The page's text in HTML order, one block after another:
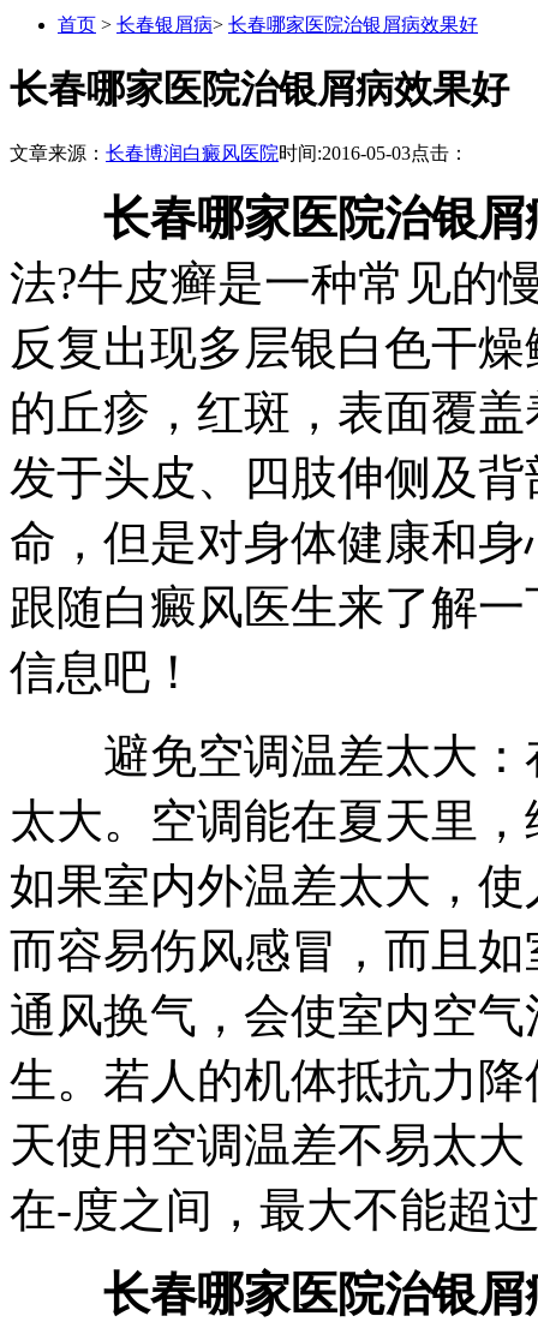
首页 > 长春银屑病> 长春哪家医院治银屑病效果好
长春哪家医院治银屑病效果好
文章来源： 长春博润白癜风医院时间:2016-05-03点击：
长春哪家医院治银
法?牛皮癣是一种常见的
反复出现多层银白色干
的丘疹，红斑，表面覆
发于头皮、四肢伸侧及
命，但是对身体健康和
跟随白癜风医生来了解一
信息吧！
避免空调温差太大：
太大。空调能在夏天里
如果室内外温差太大，
而容易伤风感冒，而且
通风换气，会使室内空
生。若人的机体抵抗力
天使用空调温差不易太
在-度之间，最大不能超
长春哪家医院治银